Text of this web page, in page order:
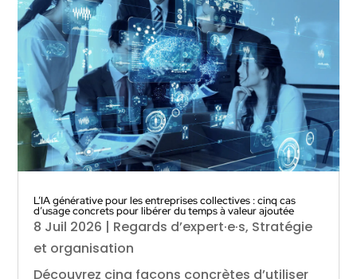
L’IA générative pour les entreprises collectives : cinq cas
d’usage concrets pour libérer du temps à valeur ajoutée
8 Juil 2026 | Regards d’expert·e·s, Stratégie
et organisation
Découvrez cinq façons concrètes d’utiliser